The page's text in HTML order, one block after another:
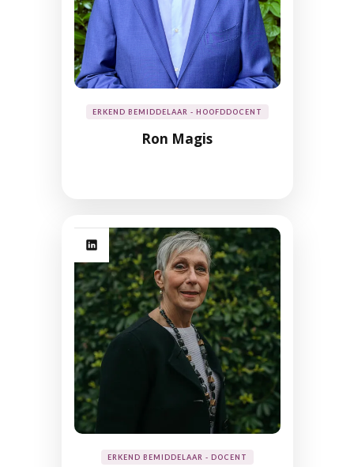
ERKEND BEMIDDELAAR - HOOFDDOCENT
Ron Magis
ERKEND BEMIDDELAAR - DOCENT